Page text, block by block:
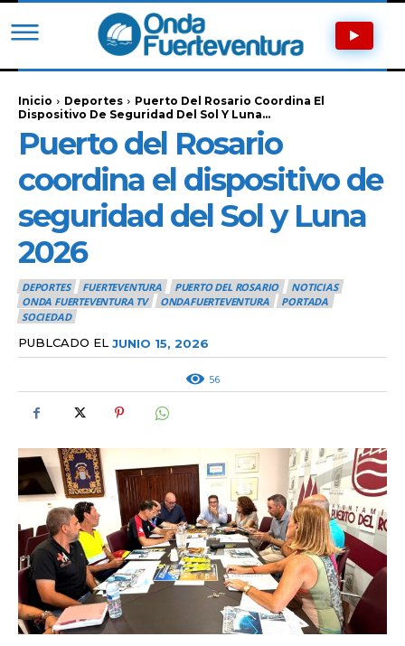
Inicio Deportes
Puerto Del Rosario Coordina El
Dispositivo De Seguridad Del Sol Y Luna...
Puerto del Rosario
coordina el dispositivo de
seguridad del Sol y Luna
2026
DEPORTES FUERTEVENTURA PUERTO DEL ROSARIO
NOTICIAS
ONDA FUERTEVENTURA TV
ONDAFUERTEVENTURA
PORTADA
SOCIEDAD
PUBLCADO EL JUNIO 15, 2026
56